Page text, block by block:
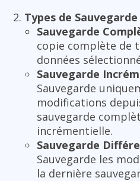
Types de Sauvegarde
Sauvegarde
copie complète de
données
Sauvegarde
Sauvegarde
modifications
sauvegarde
incrémentielle.
Sauvegarde
Sauvegarde les
la dernière